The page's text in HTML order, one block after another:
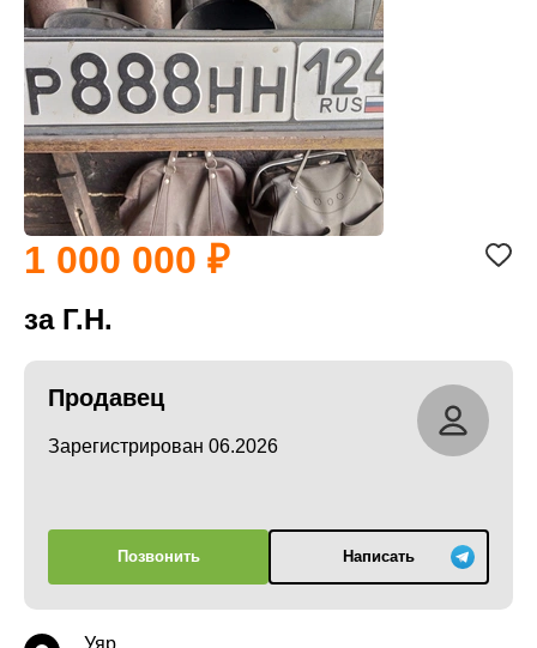
1 000 000
за Г.Н.
Продавец
Зарегистрирован 06.2026
Позвонить Написать
Уяр